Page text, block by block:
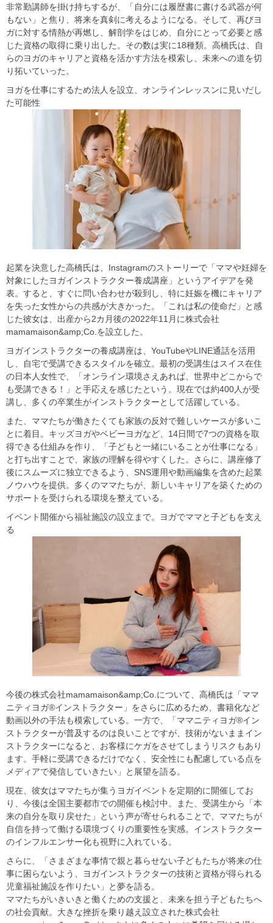
非常勤講師を掛け持ちするが、「自分には履歴書に書ける武器が何
もない」と焦り、将来を真剣に考えるようになる。そして、再びヨ
ガに対する情熱が再燃し、解剖学をはじめ、自分にとって必要と感
じた資格の取得に乗り出した。その数は実に18種類。高橋氏は、自
らのヨガのキャリアと資格を活かす方法を模索し、未来への道を切
り拓いていった。
ヨガを仕事にするため法人を設立、オンラインレッスンに見いだし
た可能性
起業を決意した高橋氏は、Instagramのストーリーで「ママや妊婦を
対象にしたヨガインストラクター養成講座」というアイデアを発
表。すると、すぐに問い合わせが殺到し、特に妊娠を機にキャリア
を失った女性からの共感が大きかった。「これは私の使命だ」と感
じた彼女は、出産から2カ月後の2022年11月に株式会社
mamamaison&amp;Co.を設立した。
ヨガインストラクターの養成講座は、YouTubeやLINE通話を活用
し、自宅で受講できるスタイルを確立。最初の受講生はスイス在住
の日本人女性で、「オンライン環境さえあれば、世界中どこからで
も受講できる！」と手応えを感じたという。現在では約400人が受
講し、多くの卒業生がインストラクターとして活躍している。
また、ママたちが働きたくても家族の反対で難しいケースが多いこ
とに着目。キッズヨガやベビーヨガなど、14日間で7つの資格を取
得できる仕組みを作り、「子どもと一緒にいることが仕事になる」
と打ち出すことで、家族の理解を得やすくした。さらに、講座修了
後にスムーズに独立できるよう、SNS運用や動画編集を含めた起業
ノウハウを提供。多くのママたちが、新しいキャリアを築くための
サポートを受けられる環境を整えている。
イベント開催から福祉施設の設立まで。ヨガでママと子どもを支え
る
今後の株式会社mamamaison&amp;Co.について、高橋氏は「ママ
ニティヨガ®インストラクター」をさらに広めるため、書籍化など
動画以外の手法も模索している。一方で、「ママニティヨガ®イン
ストラクターが普及するのは良いことですが、技術がないままイン
ストラクターになると、お客様にケガをさせてしまうリスクもあり
ます。手軽に受講できるだけでなく、安全性にも配慮している点を
メディアで発信していきたい」と展望を語る。
現在、彼女はママたちが集うヨガイベントを定期的に開催してお
り、今後は全国主要都市での開催も検討中。また、受講生から「本
来の自分を取り戻せた」という声が寄せられることで、ママたちが
自信を持って働ける環境づくりの重要性を実感。インストラクター
のインフルエンサー化も視野に入れている。
さらに、「さまざまな事情で親と暮らせない子どもたちが将来の仕
事に困らないよう、ヨガインストラクターの技術と資格が得られる
児童福祉施設を作りたい」と夢を語る。
ママたちがいきいきと働くための支援と、未来を担う子どもたちへ
の社会貢献。大きな挫折を乗り越え設立された株式会社